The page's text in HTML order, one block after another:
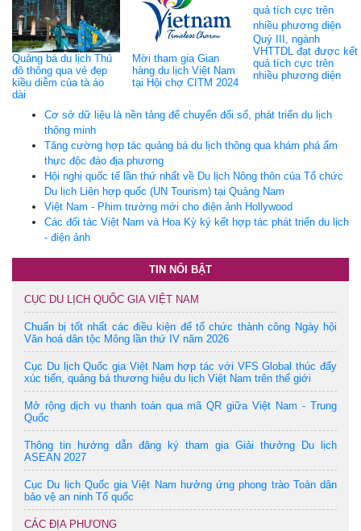
Quảng bá du lịch Thủ
đô thông qua vẻ đẹp
kiều diễm của tà áo
dài
Mời tham gia Gian
hàng du lịch Việt Nam
tại Hội chợ CITM 2024
Quý III, ngành
VHTTDL đạt được kết
quả tích cực trên
nhiều phương diện
Cơ sở dữ liệu là nền tảng để chuyển đổi số, phát triển du lịch
thông minh
Tăng cường hợp tác quảng bá du lịch thông qua khám phá ẩm
thực độc đáo địa phương
Hội nghị quốc tế lần thứ nhất về Du lịch Nông thôn của Tổ chức
Du lịch Liên hợp quốc (UN Tourism) tại Quảng Nam
Việt Nam - Phim trường mới cho điện ảnh Hollywood
Các đối tác Việt Nam và Hoa Kỳ ký kết hợp tác phát triển du lịch
- điện ảnh
TIN NỔI BẬT
CỤC DU LỊCH QUỐC GIA VIỆT NAM
Chuẩn bị tốt nhất các điều kiện để tổ chức thành công Ngày hội
Văn hoá dân tộc Mông lần thứ IV năm 2026
Cục Du lịch Quốc gia Việt Nam hợp tác với VFS Global thúc đẩy
xúc tiến, quảng bá thương hiệu du lịch Việt Nam trên thế giới
Mở rộng dịch vụ thanh toán qua mã QR giữa Việt Nam - Trung
Quốc
Thông tin hướng dẫn đăng ký tham gia Giải thưởng Du lịch
ASEAN 2027
Cục Du lịch Quốc gia Việt Nam hưởng ứng phong trào Toàn dân
bảo vệ an ninh Tổ quốc
CÁC ĐỊA PHƯƠNG